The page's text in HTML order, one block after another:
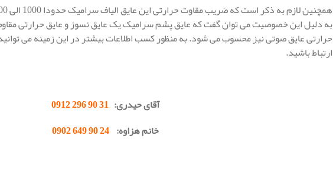
به دلیل این خصوصیت می توان گفت که عایق پشم سرامیک یک عایق نسوز و عایق حرارتی
حرارتی عایق صوتی نیز محسوب می شود. به منظور کسب اطلاعات بیشتر در این زمینه می
ارتباط باشید.
آقای حیدری: 31 90 296 0912
خانم هزاوه:24 90 649 0902